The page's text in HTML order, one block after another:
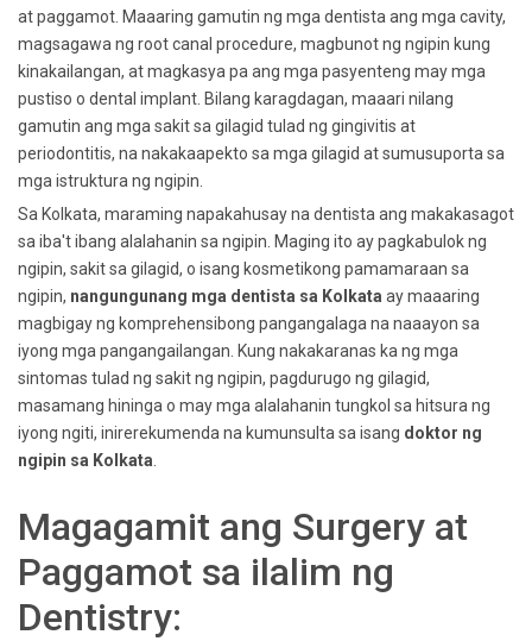
at paggamot. Maaaring gamutin ng mga dentista ang mga cavity,
magsagawa ng root canal procedure, magbunot ng ngipin kung
kinakailangan, at magkasya pa ang mga pasyenteng may mga
pustiso o dental implant. Bilang karagdagan, maaari nilang
gamutin ang mga sakit sa gilagid tulad ng gingivitis at
periodontitis, na nakakaapekto sa mga gilagid at sumusuporta sa
mga istruktura ng ngipin.
Sa Kolkata, maraming napakahusay na dentista ang makakasagot
sa iba't ibang alalahanin sa ngipin. Maging ito ay pagkabulok ng
ngipin, sakit sa gilagid, o isang kosmetikong pamamaraan sa
ngipin, nangungunang mga dentista sa Kolkata ay maaaring
magbigay ng komprehensibong pangangalaga na naaayon sa
iyong mga pangangailangan. Kung nakakaranas ka ng mga
sintomas tulad ng sakit ng ngipin, pagdurugo ng gilagid,
masamang hininga o may mga alalahanin tungkol sa hitsura ng
iyong ngiti, inirerekumenda na kumunsulta sa isang doktor ng
ngipin sa Kolkata
Magagamit ang Surgery at
Paggamot sa ilalim ng
Dentistry: